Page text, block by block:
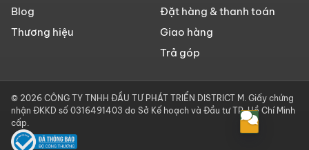
Blog
Thương hiệu
Đặt hàng & thanh toán
Giao hàng
Trả góp
© 2026 CÔNG TY TNHH ĐẦU TƯ PHÁT TRIỂN DISTRICT M. Giấy chứng
nhận ĐKKD số 0316491403 do Sở Kế hoạch và Đầu tư TP. Hồ Chí Minh
cấp.